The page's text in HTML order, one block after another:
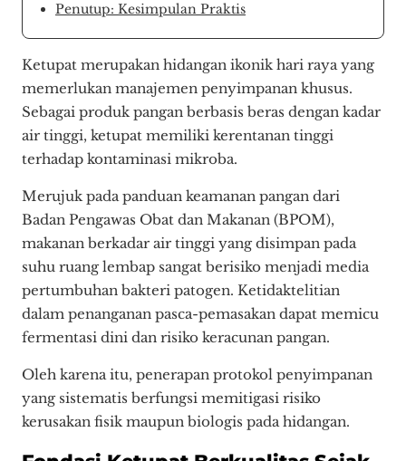
Penutup: Kesimpulan Praktis
Ketupat merupakan hidangan ikonik hari raya yang
memerlukan manajemen penyimpanan khusus.
Sebagai produk pangan berbasis beras dengan kadar
air tinggi, ketupat memiliki kerentanan tinggi
terhadap kontaminasi mikroba.
Merujuk pada panduan keamanan pangan dari
Badan Pengawas Obat dan Makanan (BPOM),
makanan berkadar air tinggi yang disimpan pada
suhu ruang lembap sangat berisiko menjadi media
pertumbuhan bakteri patogen. Ketidaktelitian
dalam penanganan pasca-pemasakan dapat memicu
fermentasi dini dan risiko keracunan pangan.
Oleh karena itu, penerapan protokol penyimpanan
yang sistematis berfungsi memitigasi risiko
kerusakan fisik maupun biologis pada hidangan.